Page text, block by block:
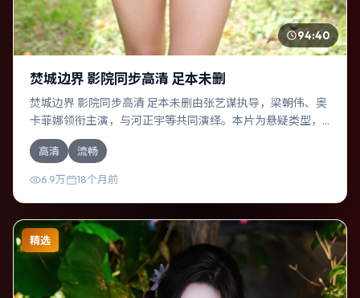
94:40
焚城边界 影院同步高清 足本未删
焚城边界 影院同步高清 足本未删由张艺谋执导，梁朝伟、奥
卡菲娜领衔主演，与河正宇等共同演绎。本片为悬疑类型，
主要班底与取景来自中国大陆。时间循环困住主角，每一次
醒来规则都在改变。影片整体气质冷峻，节奏紧凑，人物动
机清晰，适合喜欢强情节与细腻表演的观众。
高清 流畅
6.9万 18个月前
精选